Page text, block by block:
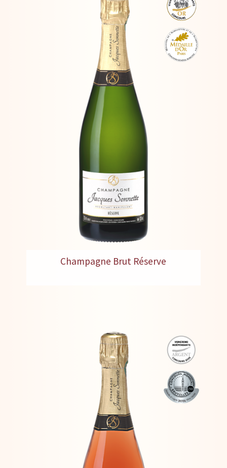
Champagne Brut Réserve